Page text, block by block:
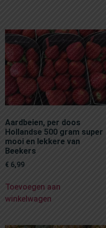
Aardbeien, per doos
Hollandse 500 gram super
mooi en lekkere van
Beekers
€ 6,99
Toevoegen aan
winkelwagen